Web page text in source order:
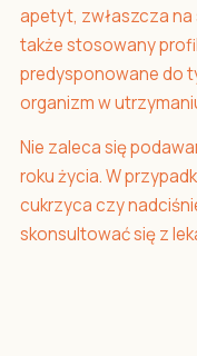
apetyt, zwłaszcza na
także stosowany
predysponowane do
organizm w
Nie zaleca się
roku życia. W
cukrzyca czy
skonsultować się z